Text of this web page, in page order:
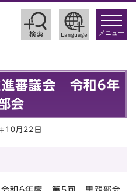
toggle
メニュー
進審議会 令和6年
会
10月22日